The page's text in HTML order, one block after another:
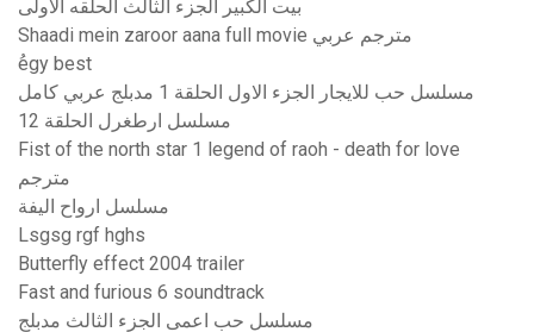
بيت الكبير الجزء الثالث الحلقه الاولى
Shaadi mein zaroor aana full movie مترجم عربي
ُegy best
مسلسل حب للايجار الجزء الاول الحلقة 1 مدبلج عربي كامل
مسلسل ارطغرل الحلقة 12
Fist of the north star 1 legend of raoh - death for love
مترجم
مسلسل ارواح اليفة
Lsgsg rgf hghs
Butterfly effect 2004 trailer
Fast and furious 6 soundtrack
مسلسل حب اعمى الجزء الثالث مدبلج